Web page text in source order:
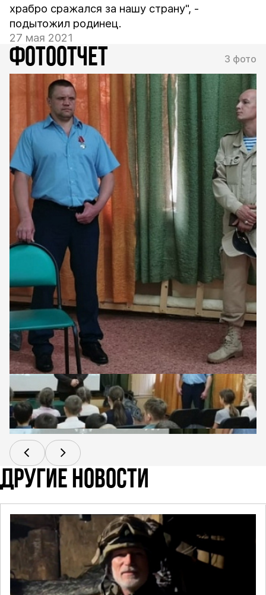
храбро сражался за нашу страну", -
подытожил родинец.
27 мая 2021
ФОТООТЧЕТ 3 фото
ДРУГИЕ НОВОСТИ